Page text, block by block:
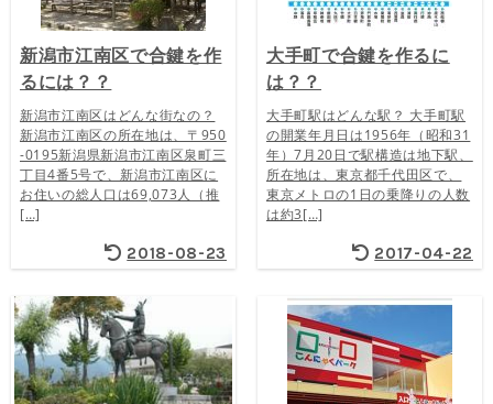
新潟市江南区で合鍵を作
るには？？
新潟市江南区はどんな街なの？
新潟市江南区の所在地は、〒950
-0195新潟県新潟市江南区泉町三
丁目4番5号で、新潟市江南区に
お住いの総人口は69,073人（推
[…]
2018-08-23
大手町で合鍵を作るに
は？？
大手町駅はどんな駅？ 大手町駅
の開業年月日は1956年（昭和31
年）7月20日で駅構造は地下駅、
所在地は、東京都千代田区で、
東京メトロの1日の乗降りの人数
は約3[…]
2017-04-22